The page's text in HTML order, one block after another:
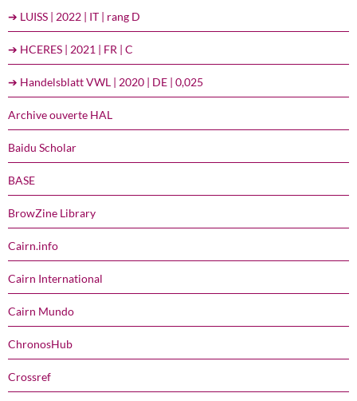
➔ LUISS | 2022 | IT | rang D
➔ HCERES | 2021 | FR | C
➔ Handelsblatt VWL | 2020 | DE | 0,025
Archive ouverte HAL
Baidu Scholar
BASE
BrowZine Library
Cairn.info
Cairn International
Cairn Mundo
ChronosHub
Crossref